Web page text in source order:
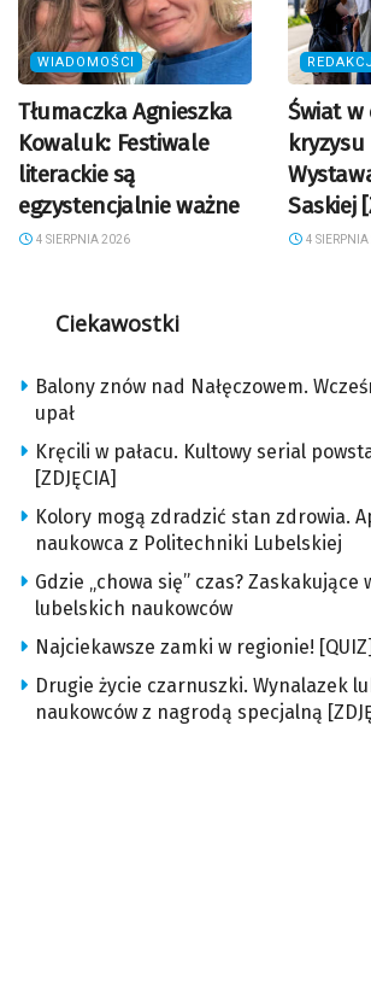
WIADOMOŚCI
Tłumaczka Agnieszka
Kowaluk: Festiwale
literackie są
egzystencjalnie ważne
4 SIERPNIA 2026
Świat w
Saskiej
4
Ciekawostki
Balony znów nad Nałęczowem.
upał
Kręcili w pałacu. Kultowy serial
[ZDJĘCIA]
Kolory mogą zdradzić stan zdrowia.
naukowca z Politechniki Lubelskiej
Gdzie „chowa się” czas? Zaskakujące
lubelskich naukowców
Najciekawsze zamki w regionie! [QUIZ]
Drugie życie czarnuszki. Wynalazek
naukowców z nagrodą specjalną